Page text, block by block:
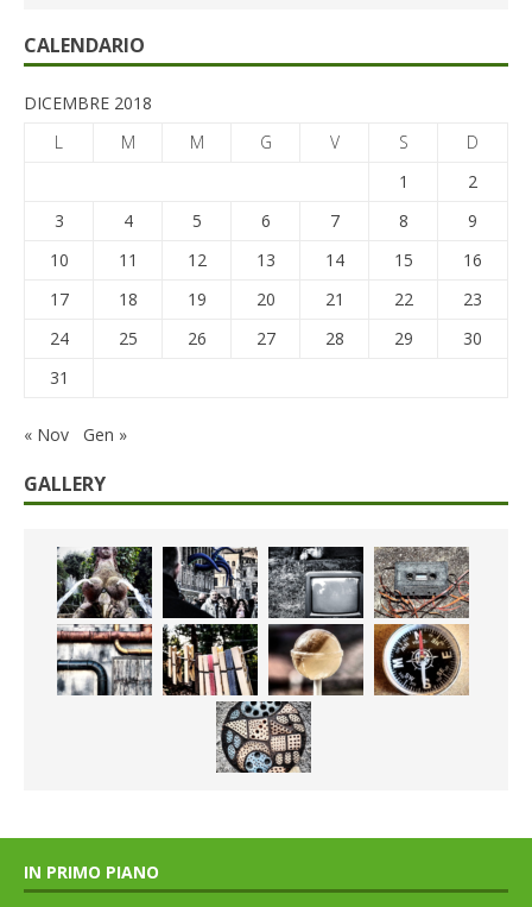
CALENDARIO
DICEMBRE 2018
L
M M G V S
D
1
2
3
4 5 6 7 8
9
10
11 12 13 14 15
16
17
18 19 20 21 22
23
24
25 26 27 28 29
30
31
« Nov Gen »
GALLERY
IN PRIMO PIANO